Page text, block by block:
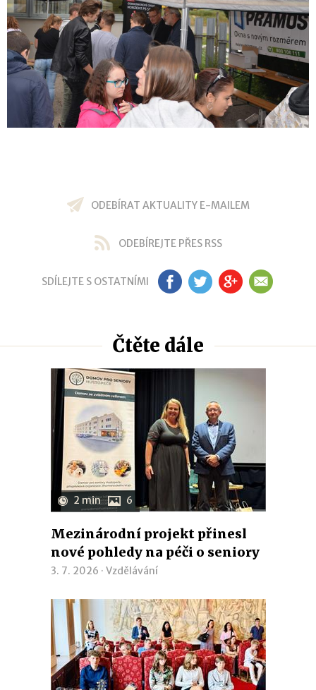
ODEBÍRAT AKTUALITY E-MAILEM
ODEBÍREJTE PŘES RSS
SDÍLEJTE S OSTATNÍMI FB TW GP EM
Čtěte dále
2 min 6
Mezinárodní projekt přinesl
nové pohledy na péči o seniory
3. 7. 2026 · Vzdělávání